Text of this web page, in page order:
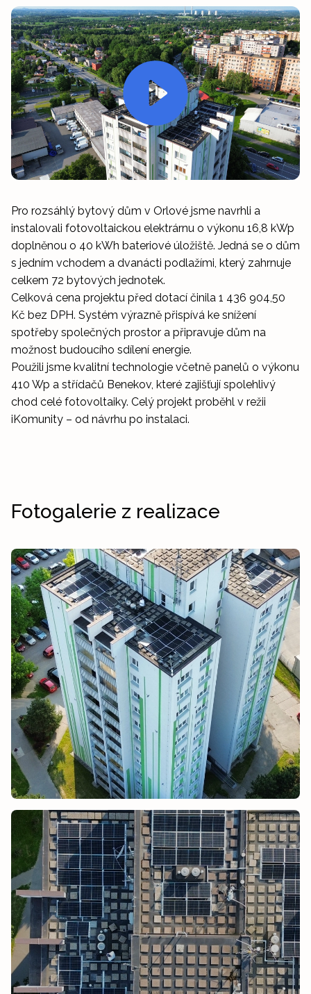
Pro rozsáhlý bytový dům v Orlové jsme navrhli a
instalovali fotovoltaickou elektrárnu o výkonu 16,8 kWp
doplněnou o 40 kWh bateriové úložiště. Jedná se o dům
s jedním vchodem a dvanácti podlažími, který zahrnuje
celkem 72 bytových jednotek.
Celková cena projektu před dotací činila 1 436 904,50
Kč bez DPH. Systém výrazně přispívá ke snížení
spotřeby společných prostor a připravuje dům na
možnost budoucího sdílení energie.
Použili jsme kvalitní technologie včetně panelů o výkonu
410 Wp a střídačů Benekov, které zajišťují spolehlivý
chod celé fotovoltaiky. Celý projekt proběhl v režii
iKomunity – od návrhu po instalaci.
Fotogalerie z realizace